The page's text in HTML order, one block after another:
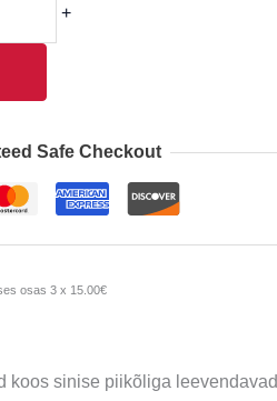
+
Safe Checkout
osas 3 x 15.00€
koos sinise piikõliga leevendavad